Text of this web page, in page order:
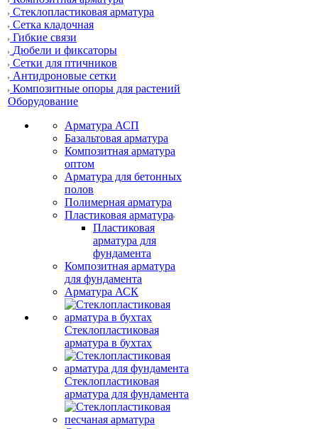
Cтеклопластиковая арматура
Сетка кладочная
Гибкие связи
Дюбели и фиксаторы
Сетки для птичников
Антидроновые сетки
Композитные опоры для растений
Оборудование
Арматура АСП
Базальтовая арматура
Композитная арматура
оптом
Арматура для бетонных
полов
Полимерная арматура
Пластиковая арматура
Пластиковая
арматура для
фундамента
Композитная арматура
для фундамента
Арматура АСК
Стеклопластиковая
арматура в бухтах
Стеклопластиковая
арматура для фундамента